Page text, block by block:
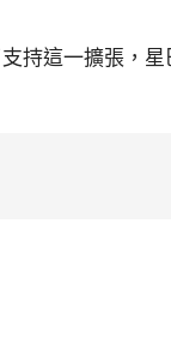
持這一擴張，